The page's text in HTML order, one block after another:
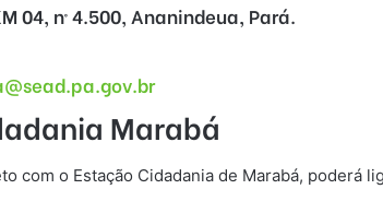
04, nº 4.500, Ananindeua, Pará.
Marabá
com o Estação Cidadania de Marabá, poderá